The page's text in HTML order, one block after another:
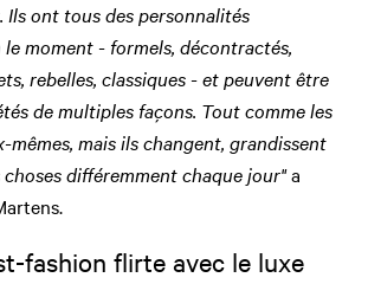
Ils ont tous des personnalités
moment - formels, décontractés,
rebelles, classiques - et peuvent être
de multiples façons. Tout comme les
mêmes, mais ils changent, grandissent
différemment chaque jour"a
fashion flirte avec le luxe